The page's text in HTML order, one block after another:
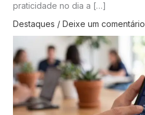
praticidade no dia a […]
Destaques / Deixe um comentário